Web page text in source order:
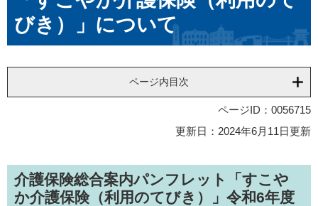
びき）」について
ページ内目次
ページID：0056715
更新日：2024年6月11日更新
介護保険総合案内パンフレット「すこや
か介護保険（利用のてびき）」令和6年度